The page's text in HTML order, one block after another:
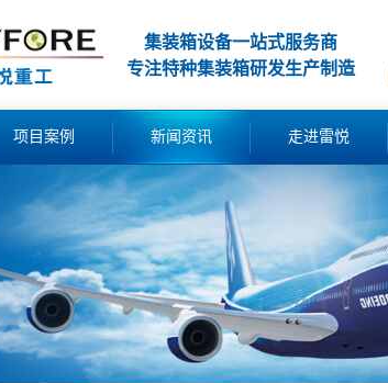
集装箱设备一站式服务商
专注特种集装箱研发生产制造
项目案例 新闻资讯 走进雷悦